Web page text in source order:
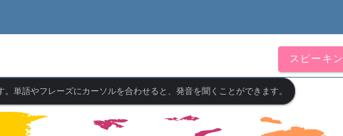
スピーキ
単語やフレーズにカーソルを合わせると、発音を聞くことができます。